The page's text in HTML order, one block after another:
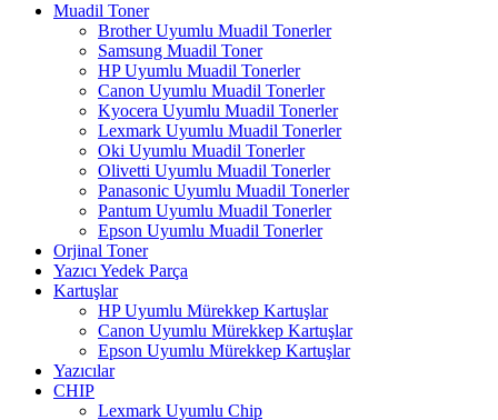
Muadil Toner
Brother Uyumlu Muadil Tonerler
Samsung Muadil Toner
HP Uyumlu Muadil Tonerler
Canon Uyumlu Muadil Tonerler
Kyocera Uyumlu Muadil Tonerler
Lexmark Uyumlu Muadil Tonerler
Oki Uyumlu Muadil Tonerler
Olivetti Uyumlu Muadil Tonerler
Panasonic Uyumlu Muadil Tonerler
Pantum Uyumlu Muadil Tonerler
Epson Uyumlu Muadil Tonerler
Orjinal Toner
Yazıcı Yedek Parça
Kartuşlar
HP Uyumlu Mürekkep Kartuşlar
Canon Uyumlu Mürekkep Kartuşlar
Epson Uyumlu Mürekkep Kartuşlar
Yazıcılar
CHIP
Lexmark Uyumlu Chip